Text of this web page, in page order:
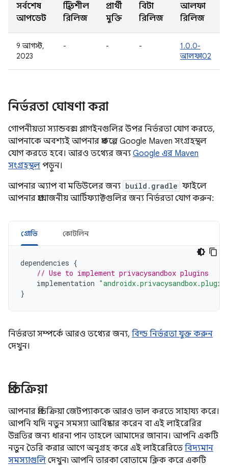
সর্বশেষ
আপডেট
স্থিতিশীল
রিলিজ
প্রার্থী
মুক্তি
বিটা
রিলিজ
আলফা
রিলিজ
9 আগস্ট,
2023
- - -
1.0.0-
আলফা02
নির্ভরতা ঘোষণা করা
গোপনীয়তা স্যান্ডবক্স প্লাগইনগুলির উপর নির্ভরতা যোগ করতে,
আপনাকে অবশ্যই আপনার প্রকল্পে Google Maven সংগ্রহস্থল
যোগ করতে হবে। আরও তথ্যের জন্য Google এর Maven
সংগ্রহস্থল পড়ুন।
আপনার অ্যাপ বা মডিউলের জন্য build.gradle ফাইলে
আপনার প্রয়োজনীয় আর্টিফ্যাক্টগুলির জন্য নির্ভরতা যোগ করুন:
গ্রোভি কোটলিন
dependencies {
// Use to implement privacysandbox plugins
implementation
}
নির্ভরতা সম্পর্কে আরও তথ্যের জন্য, বিল্ড নির্ভরতা যুক্ত করুন
দেখুন।
প্রতিক্রিয়া
আপনার প্রতিক্রিয়া জেটপ্যাককে আরও ভাল করতে সাহায্য করে।
আপনি যদি নতুন সমস্যা আবিষ্কার করেন বা এই লাইব্রেরির
উন্নতির জন্য ধারনা পান তাহলে আমাদের জানান। আপনি একটি
নতুন তৈরি করার আগে অনুগ্রহ করে এই লাইব্রেরিতে বিদ্যমান
সমস্যাগুলি দেখুন৷ আপনি তারকা বোতামে ক্লিক করে একটি